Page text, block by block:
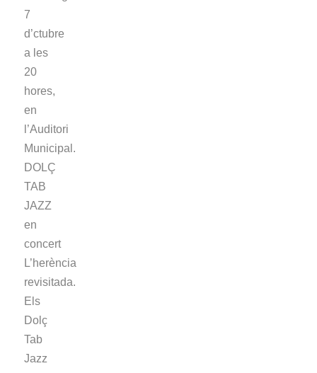
7
d’ctubre
a les
20
hores,
en
l’Auditori
Municipal.
DOLÇ
TAB
JAZZ
en
concert
L’herència
revisitada.
Els
Dolç
Tab
Jazz